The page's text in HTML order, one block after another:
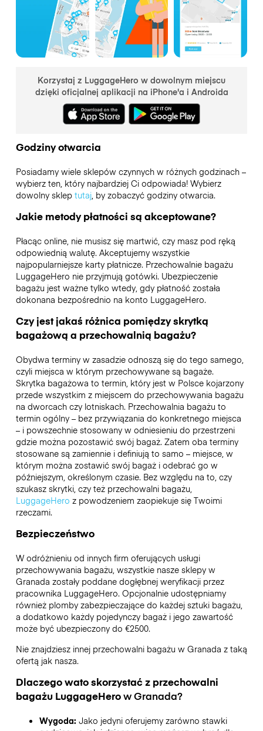
Korzystaj z LuggageHero w dowolnym miejscu
dzięki oficjalnej aplikacji na iPhone'a i Androida
Godziny otwarcia
Posiadamy wiele sklepów czynnych w różnych godzinach –
wybierz ten, który najbardziej Ci odpowiada! Wybierz
dowolny sklep tutaj, by zobaczyć godziny otwarcia.
Jakie metody płatności są akceptowane?
Płacąc online, nie musisz się martwić, czy masz pod ręką
odpowiednią walutę. Akceptujemy wszystkie
najpopularniejsze karty płatnicze. Przechowalnie bagażu
LuggageHero nie przyjmują gotówki. Ubezpieczenie
bagażu jest ważne tylko wtedy, gdy płatność została
dokonana bezpośrednio na konto LuggageHero.
Czy jest jakaś różnica pomiędzy skrytką
bagażową a przechowalnią bagażu?
Obydwa terminy w zasadzie odnoszą się do tego samego,
czyli miejsca w którym przechowywane są bagaże.
Skrytka bagażowa to termin, który jest w Polsce kojarzony
przede wszystkim z miejscem do przechowywania bagażu
na dworcach czy lotniskach. Przechowalnia bagażu to
termin ogólny – bez przywiązania do konkretnego miejsca
– i powszechnie stosowany w odniesieniu do przestrzeni
gdzie można pozostawić swój bagaż. Zatem oba terminy
stosowane są zamiennie i definiują to samo – miejsce, w
którym można zostawić swój bagaż i odebrać go w
późniejszym, określonym czasie. Bez względu na to, czy
szukasz skrytki, czy też przechowalni bagażu,
LuggageHero z powodzeniem zaopiekuje się Twoimi
rzeczami.
Bezpieczeństwo
W odróżnieniu od innych firm oferujących usługi
przechowywania bagażu,wszystkie nasze sklepy w
Granada zostały poddane dogłębnej weryfikacji przez
pracownika LuggageHero. Opcjonalnie udostępniamy
również plomby zabezpieczające do każdej sztuki bagażu,
a dodatkowo każdy pojedynczy bagaż i jego zawartość
może być ubezpieczony do €2500.
Nie znajdziesz innej przechowalni bagażu w Granada z taką
ofertą jak nasza.
Dlaczego wato skorzystać z przechowalni
bagażu LuggageHerowGranada?
Wygoda: Jako jedyni oferujemy zarówno stawki